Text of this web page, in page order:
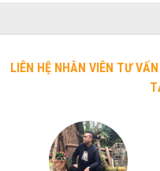
LIÊN HỆ NHÂN VIÊN TƯ